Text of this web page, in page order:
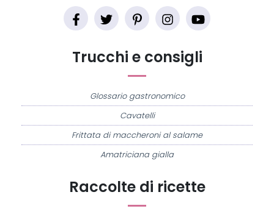
Raccolte di ricette
Trucchi e consigli
Glossario gastronomico
Cavatelli
Frittata di maccheroni al salame
Amatriciana gialla